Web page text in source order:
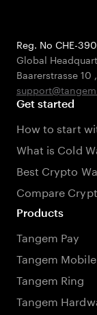
Reg. No CHE-
Global
Baarerstrasse 10 ,
Get started
How to start
What is Cold
Best Crypto
Compare
Products
Tangem Pay
Tangem Mobile
Tangem Ring
Tangem